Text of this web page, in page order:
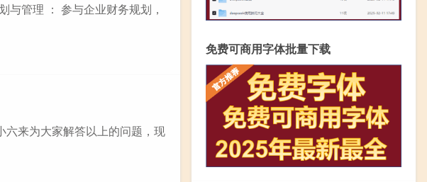
管理 ： 参与企业财务规划，
六来为大家解答以上的问题，现
免费可商用字体批量下载